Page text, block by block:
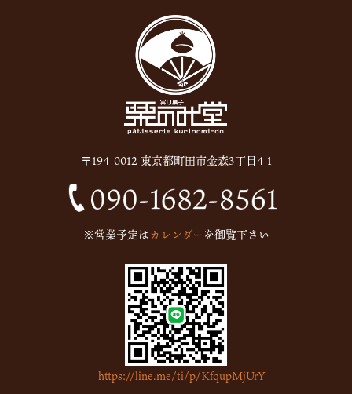
2025年10月(6)
2025年9月(11)
2025年8月(11)
2025年7月(12)
2025年6月(13)
2024年12月(1)
2024年10月(1)
2023年2月(4)
2023年1月(7)
2022年12月(15)
2022年11月(16)
2022年10月(6)
〒194-0012 東京都町田市金森3丁目4-1
※営業予定はカレンダーを御覧下さい
https://line.me/ti/p/KfqupMjUrY